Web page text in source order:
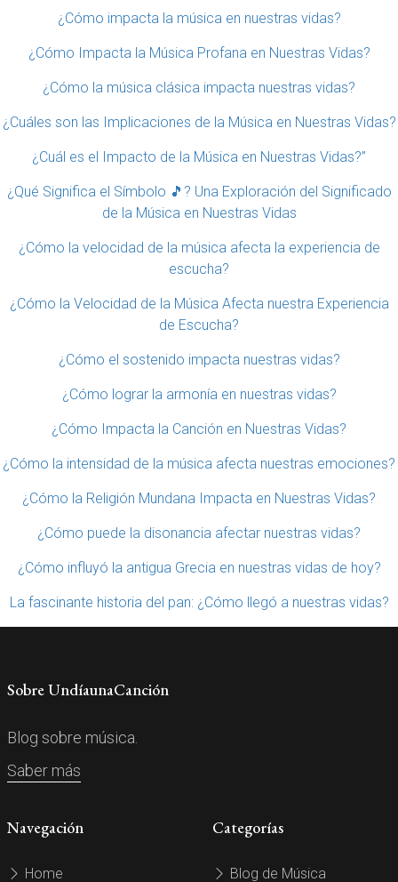
¿Cómo impacta la música en nuestras vidas?
¿Cómo Impacta la Música Profana en Nuestras Vidas?
¿Cómo la música clásica impacta nuestras vidas?
¿Cuáles son las Implicaciones de la Música en Nuestras Vidas?
¿Cuál es el Impacto de la Música en Nuestras Vidas?”
¿Qué Significa el Símbolo 🎵? Una Exploración del Significado
de la Música en Nuestras Vidas
¿Cómo la velocidad de la música afecta la experiencia de
escucha?
¿Cómo la Velocidad de la Música Afecta nuestra Experiencia
de Escucha?
¿Cómo el sostenido impacta nuestras vidas?
¿Cómo lograr la armonía en nuestras vidas?
¿Cómo Impacta la Canción en Nuestras Vidas?
¿Cómo la intensidad de la música afecta nuestras emociones?
¿Cómo la Religión Mundana Impacta en Nuestras Vidas?
¿Cómo puede la disonancia afectar nuestras vidas?
¿Cómo influyó la antigua Grecia en nuestras vidas de hoy?
La fascinante historia del pan: ¿Cómo llegó a nuestras vidas?
Sobre UndíaunaCanción
Blog sobre música.
Saber más
Navegación
Home
Categorías
Blog de Música